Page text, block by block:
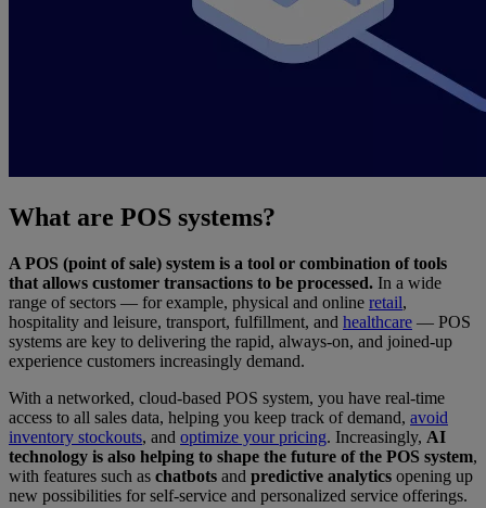
What are POS systems?
A POS (point of sale) system is a tool or combination of tools
that allows customer transactions to be processed. In a wide
range of sectors — for example, physical and online retail,
hospitality and leisure, transport, fulfillment, and healthcare — POS
systems are key to delivering the rapid, always-on, and joined-up
experience customers increasingly demand.
With a networked, cloud-based POS system, you have real-time
access to all sales data, helping you keep track of demand, avoid
inventory stockouts, and optimize your pricing. Increasingly, AI
technology is also helping to shape the future of the POS system,
with features such as chatbots and predictive analytics opening up
new possibilities for self-service and personalized service offerings.